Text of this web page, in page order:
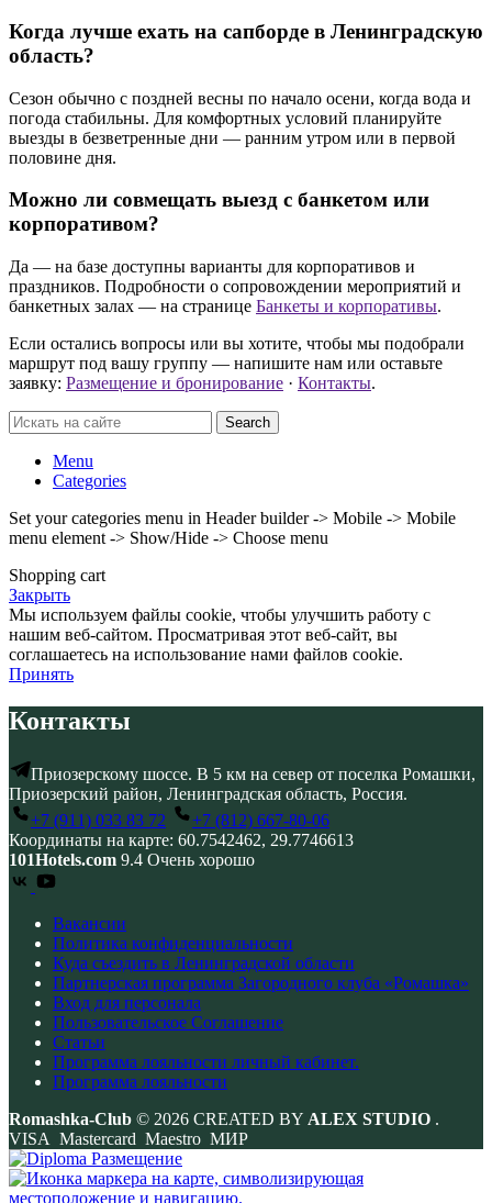
Когда лучше ехать на сапборде в Ленинградскую
область?
Сезон обычно с поздней весны по начало осени, когда вода и
погода стабильны. Для комфортных условий планируйте
выезды в безветренные дни — ранним утром или в первой
половине дня.
Можно ли совмещать выезд с банкетом или
корпоративом?
Да — на базе доступны варианты для корпоративов и
праздников. Подробности о сопровождении мероприятий и
банкетных залах — на странице Банкеты и корпоративы.
Если остались вопросы или вы хотите, чтобы мы подобрали
маршрут под вашу группу — напишите нам или оставьте
заявку: Размещение и бронирование · Контакты.
Search
Menu
Categories
Set your categories menu in Header builder -> Mobile -> Mobile
menu element -> Show/Hide -> Choose menu
Shopping cart
Закрыть
Мы используем файлы cookie, чтобы улучшить работу с
нашим веб-сайтом. Просматривая этот веб-сайт, вы
соглашаетесь на использование нами файлов cookie.
Принять
Контакты
Приозерскому шоссе. В 5 км на север от поселка Ромашки,
Приозерский район, Ленинградская область, Россия.
+7 (911) 033 83 72
+7 (812) 667-80-06
Координаты на карте: 60.7542462, 29.7746613
101Hotels.com 9.4 Очень хорошо
Вакансии
Политика конфиденциальности
Куда съездить в Ленинградской области
Партнерская программа Загородного клуба «Ромашка»
Вход для персонала
Пользовательское Соглашение
Статьи
Программа лояльности личный кабинет.
Программа лояльности
Romashka-Club © 2026 CREATED BY ALEX STUDIO .
VISA Mastercard Maestro МИР
Размещение